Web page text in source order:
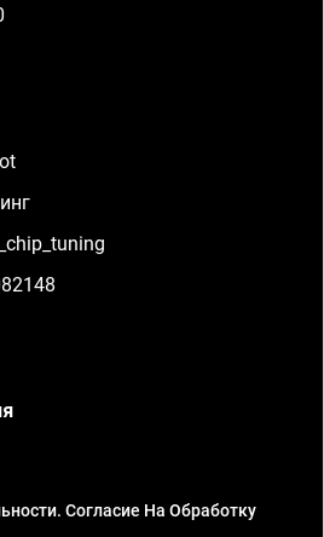
Согласие На Обработку